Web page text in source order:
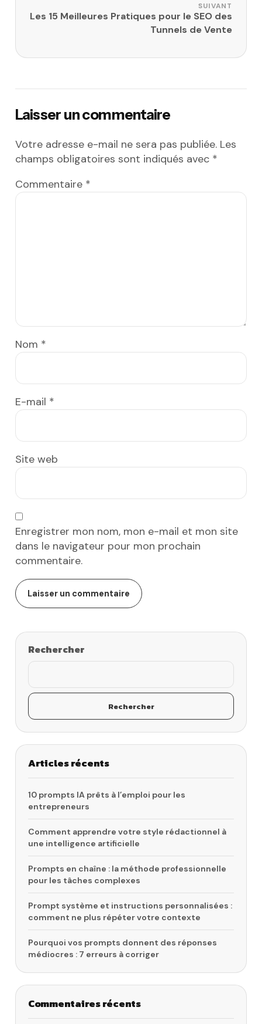
SUIVANT
Les 15 Meilleures Pratiques pour le SEO des
Tunnels de Vente
Laisser un commentaire
Votre adresse e-mail ne sera pas publiée. Les
champs obligatoires sont indiqués avec *
Commentaire *
Nom *
E-mail *
Site web
Enregistrer mon nom, mon e-mail et mon site
dans le navigateur pour mon prochain
commentaire.
Rechercher
Rechercher
Articles récents
10 prompts IA prêts à l’emploi pour les
entrepreneurs
Comment apprendre votre style rédactionnel à
une intelligence artificielle
Prompts en chaîne : la méthode professionnelle
pour les tâches complexes
Prompt système et instructions personnalisées :
comment ne plus répéter votre contexte
Pourquoi vos prompts donnent des réponses
médiocres : 7 erreurs à corriger
Commentaires récents